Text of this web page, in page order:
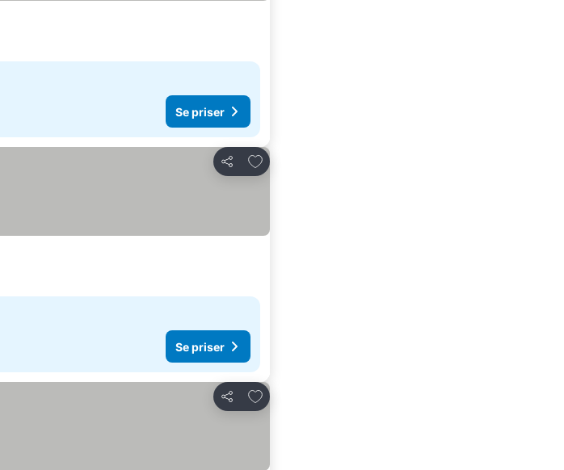
Se priser
Dela
Lägg till i Mina Favoriter
Se priser
Dela
Lägg till i Mina Favoriter